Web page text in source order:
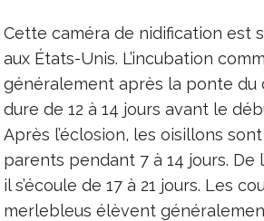
Cette caméra de nidification est
aux États-Unis. L’incubation
généralement après la ponte
dure de 12 à 14 jours avant le
Après l’éclosion, les oisillons
parents pendant 7 à 14 jours. De
il s’écoule de 17 à 21 jours. Les
merlebleus élèvent